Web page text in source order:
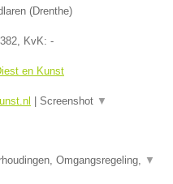
(Drenthe)
, KvK: -
en Kunst
Screenshot ▼
Omgangsregeling, ▼